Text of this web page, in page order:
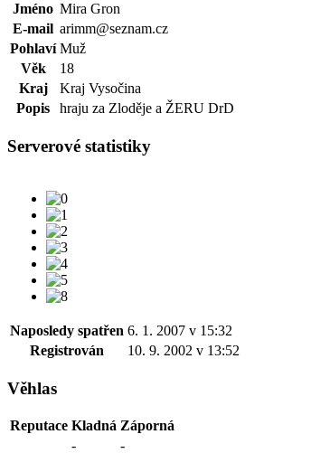
Jméno Mira Gron
E-mail arimm@seznam.cz
Pohlaví Muž
Věk
18
Kraj
Kraj Vysočina
Popis
hraju za Zloděje a ŽERU DrD
Serverové statistiky
Naposledy spatřen 6. 1. 2007 v 15:32
Registrován
10. 9. 2002 v 13:52
Věhlas
Reputace Kladná Záporná
-
-